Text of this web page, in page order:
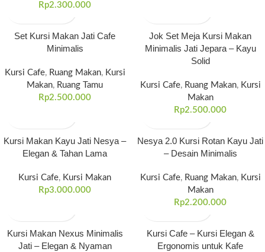
Rp2.300.000
Set Kursi Makan Jati Cafe
Minimalis
Kursi Cafe, Ruang Makan, Kursi
Makan, Ruang Tamu
Rp2.500.000
Jok Set Meja Kursi Makan
Minimalis Jati Jepara – Kayu
Solid
Kursi Cafe, Ruang Makan, Kursi
Makan
Rp2.500.000
Kursi Makan Kayu Jati Nesya –
Elegan & Tahan Lama
Kursi Cafe, Kursi Makan
Rp3.000.000
Nesya 2.0 Kursi Rotan Kayu Jati
– Desain Minimalis
Kursi Cafe, Ruang Makan, Kursi
Makan
Rp2.200.000
Kursi Makan Nexus Minimalis
Jati – Elegan & Nyaman
Kursi Cafe – Kursi Elegan &
Ergonomis untuk Kafe